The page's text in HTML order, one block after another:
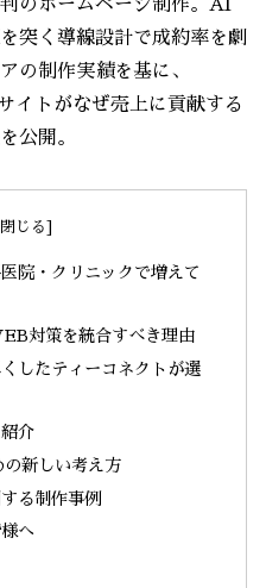
のホームページ制作。AI
突く導線設計で成約率を劇
の制作実績を基に、
イトがなぜ売上に貢献する
公開。
院・クリニックで増えて
対策を統合すべき理由
したティーコネクトが選
介
新しい考え方
る制作事例
へ